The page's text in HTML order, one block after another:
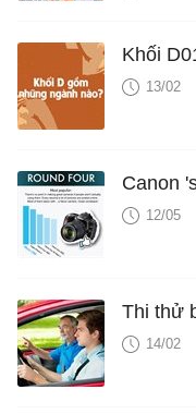
Khối
13/02
Canon
12/05
Thi thử
14/02